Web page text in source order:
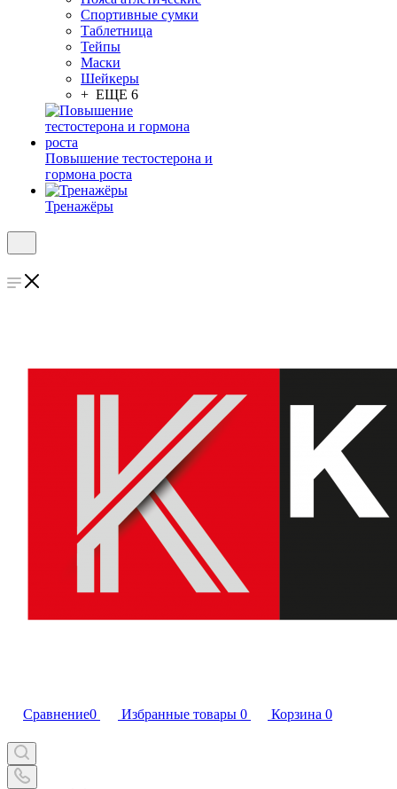
Спортивные сумки
Таблетница
Тейпы
Маски
Шейкеры
+ ЕЩЕ 6
Повышение тестостерона и
гормона роста
Тренажёры
Сравнение0 Избранные товары 0 Корзина 0